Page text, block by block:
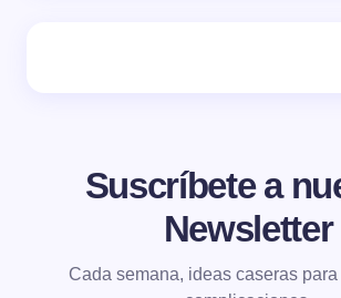
Suscríbete a
Newsletter
Cada semana, ideas caseras